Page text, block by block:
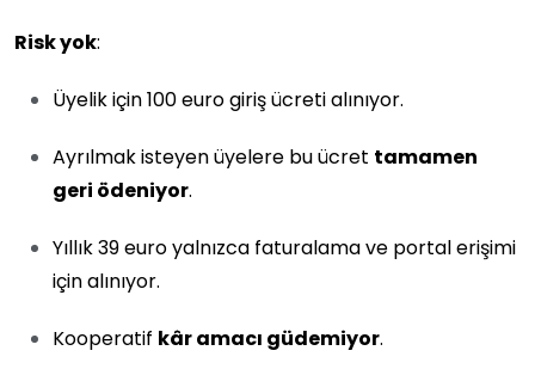
Risk yok:
Üyelik için 100 euro giriş ücreti alınıyor.
Ayrılmak isteyen üyelere bu ücret tamamen
geri ödeniyor.
Yıllık 39 euro yalnızca faturalama ve portal erişimi
için alınıyor.
Kooperatif kâr amacı güdemiyor.